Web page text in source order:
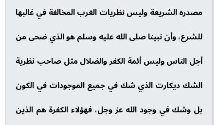
مصدره الشريعة وليس نظريات الغرب المخالفة في غالبها
للشرع، وأن نبينا صلى الله عليه وسلم هو الذي ضحى من
أجل الناس وليس أئمة الكفر والضلال مثل صاحب نظرية
الشك ديكارت الذي شك في جميع الموجودات في الكون
بل وشك في وجود الله عز وجل، فهؤلاء الكفرة هم الذين